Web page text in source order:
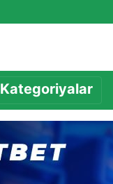
Kategoriyalar